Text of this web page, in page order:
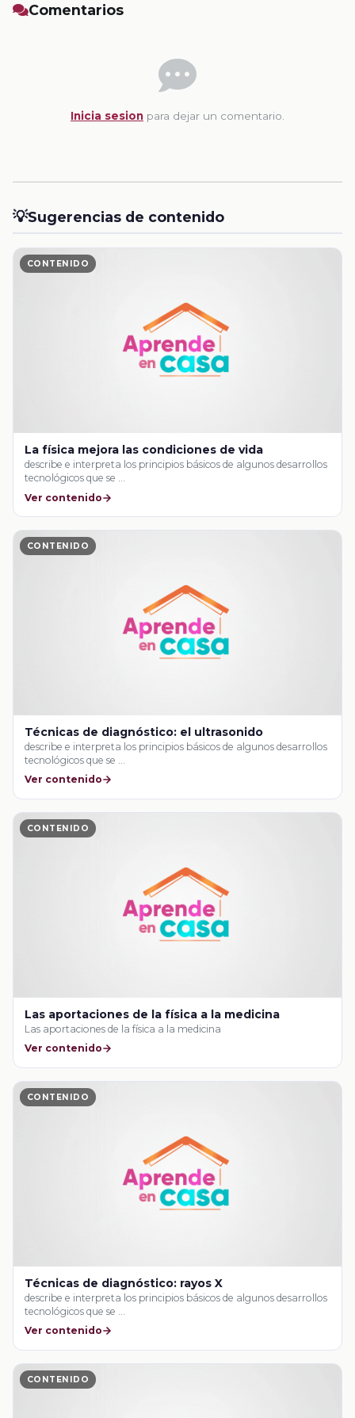
Comentarios
Inicia sesion para dejar un comentario.
💡Sugerencias de contenido
CONTENIDO
La física mejora las condiciones de vida
describe e interpreta los principios básicos de algunos desarrollos
tecnológicos que se …
Ver contenido
CONTENIDO
Técnicas de diagnóstico: el ultrasonido
describe e interpreta los principios básicos de algunos desarrollos
tecnológicos que se …
Ver contenido
CONTENIDO
Las aportaciones de la física a la medicina
Las aportaciones de la física a la medicina
Ver contenido
CONTENIDO
Técnicas de diagnóstico: rayos X
describe e interpreta los principios básicos de algunos desarrollos
tecnológicos que se …
Ver contenido
CONTENIDO